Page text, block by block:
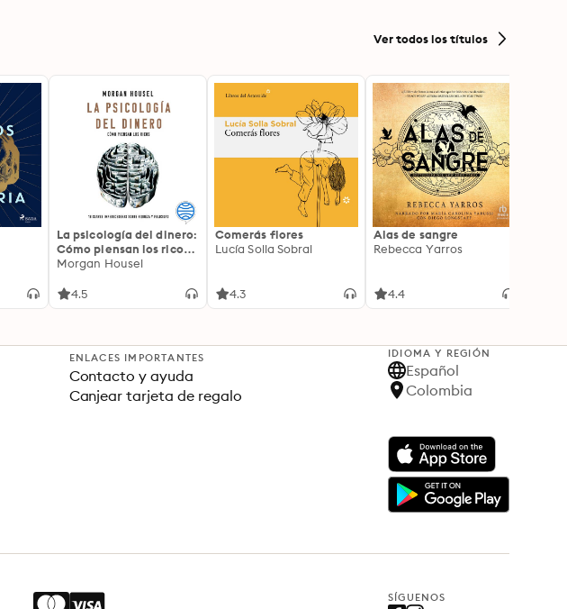
Ver todos los títulos
La psicología del dinero:
Cómo piensan los ricos:
18 claves imperecederas
Morgan Housel
4.5
Comerás flores
Lucía Solla Sobral
4.3
Alas de sangre
Rebecca Yarros
4.4
ENLACES IMPORTANTES
Contacto y ayuda
Canjear tarjeta de regalo
IDIOMA Y REGIÓN
Español
Colombia
SÍGUENOS